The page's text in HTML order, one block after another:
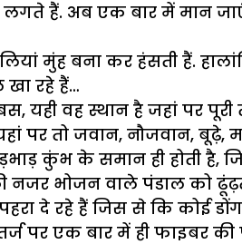
हैं. अब एक बार में मान
मुंह बना कर हंसती हैं.
रहे हैं…
वह स्थान है जहां पर
पर तो जवान, नौजवान,
कुंभ के समान ही होती है,
नजर भोजन वाले पंडाल को
दे रहे हैं जिस से कि कोई
पर एक बार में ही फाइबर